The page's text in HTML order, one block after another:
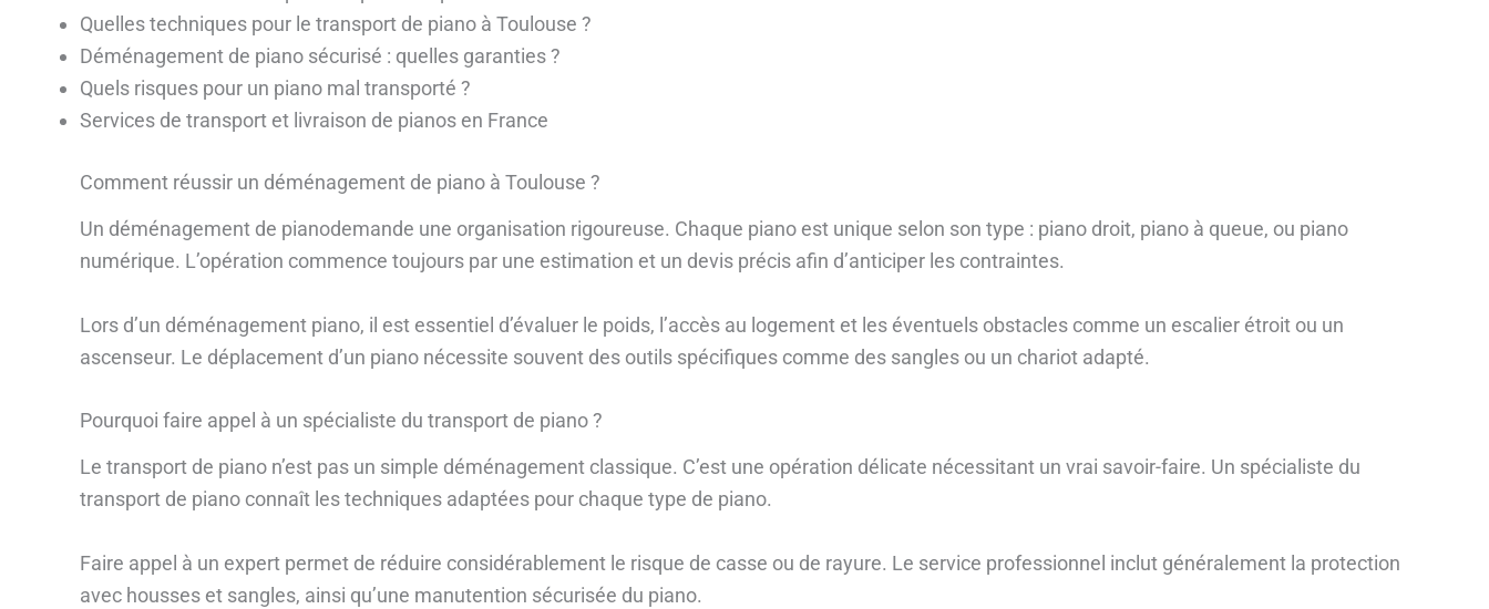
Quelles techniques pour le transport de piano à Toulouse ?
Déménagement de piano sécurisé : quelles garanties ?
Quels risques pour un piano mal transporté ?
Services de transport et livraison de pianos en France
Comment réussir un déménagement de piano à Toulouse ?
Un déménagement de pianodemande une organisation rigoureuse. Chaque piano est unique selon son type : piano droit, piano à queue, ou piano
numérique. L’opération commence toujours par une estimation et un devis précis afin d’anticiper les contraintes.
Lors d’un déménagement piano, il est essentiel d’évaluer le poids, l’accès au logement et les éventuels obstacles comme un escalier étroit ou un
ascenseur. Le déplacement d’un piano nécessite souvent des outils spécifiques comme des sangles ou un chariot adapté.
Pourquoi faire appel à un spécialiste du transport de piano ?
Le transport de piano n’est pas un simple déménagement classique. C’est une opération délicate nécessitant un vrai savoir-faire. Un spécialiste du
transport de piano connaît les techniques adaptées pour chaque type de piano.
Faire appel à un expert permet de réduire considérablement le risque de casse ou de rayure. Le service professionnel inclut généralement la protection
avec housses et sangles, ainsi qu’une manutention sécurisée du piano.